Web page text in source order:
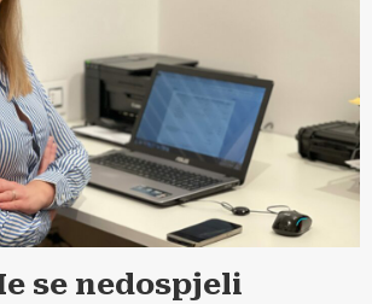
se nedospjeli